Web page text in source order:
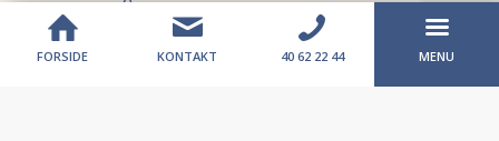
Det er klart at anbefale at få en professionel og
FORSIDE KONTAKT 40 62 22 44 MENU